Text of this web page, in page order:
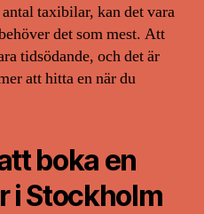
taxibilar, kan det vara
det som mest. Att
tidsödande, och det är
att hitta en när du
boka en
i Stockholm